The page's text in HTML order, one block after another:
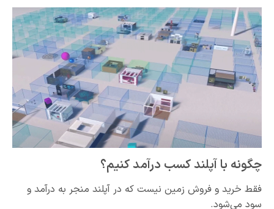
چگونه با آپلند کسب‌ درآمد کنیم؟
فقط خرید و فروش زمین نیست که در آپلند منجر به درآمد و
سود می‌شود.